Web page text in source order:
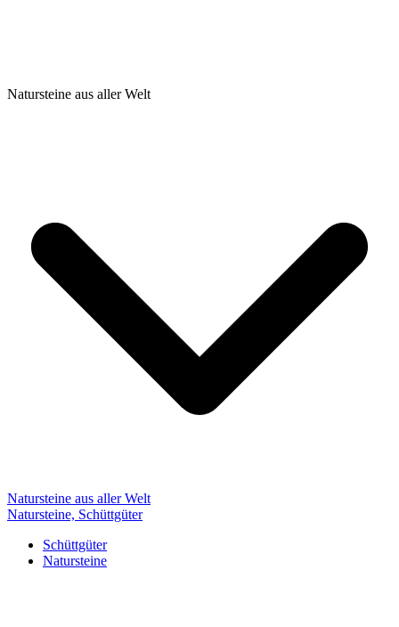
Natursteine aus aller Welt
Natursteine aus aller Welt
Natursteine, Schüttgüter
Schüttgüter
Natursteine